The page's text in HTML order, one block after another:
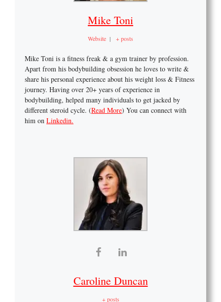
Mike Toni
Website | + posts
Mike Toni is a fitness freak & a gym trainer by profession.
Apart from his bodybuilding obsession he loves to write &
share his personal experience about his weight loss & Fitness
journey. Having over 20+ years of experience in
bodybuilding, helped many individuals to get jacked by
different steroid cycle. (Read More) You can connect with
him on Linkedin.
Caroline Duncan
+ posts